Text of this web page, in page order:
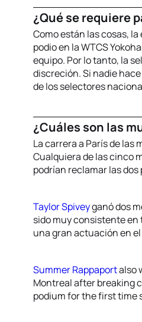
¿Qué se requiere
Como están las cosas,
podio en la WTCS
equipo. Por lo tanto, la
discreción. Si nadie
de los selectores
¿Cuáles son las
La carrera a París de las
Cualquiera de las cinco
podrían reclamar las
Taylor Spiveyganó dos
sido muy consistente en
una gran actuación en
Summer Rappaportalso
Montreal after breaking
podium for the first time